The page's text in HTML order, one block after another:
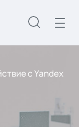
с Yandex